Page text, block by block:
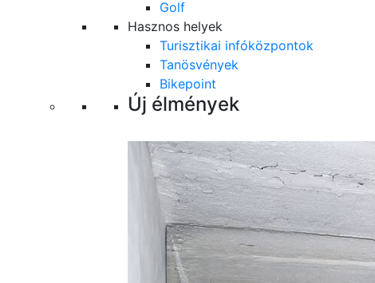
Golf
Hasznos helyek
Turisztikai infóközpontok
Tanösvények
Bikepoint
Új élmények